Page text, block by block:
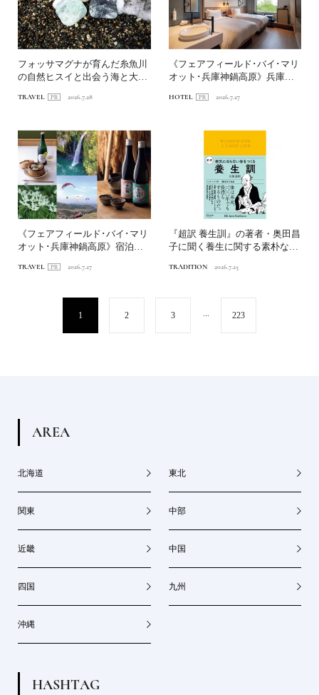
フォッサマグナが育んだ糸魚川
の自然ヒスイと出会う海と大地
TRAVEL 2026.7.28
《フェアフィールド･バイ･マリ
オット･兵庫神鍋高原》兵庫の
HOTEL 2026.7.27
《フェアフィールド･バイ･マリ
オット･兵庫神鍋高原》宿泊特
TRAVEL 2026.7.27
『超訳 養生訓』の著者・奥田昌
子に聞く養生に関する素朴な疑
TRADITION 2026.7.25
1 2 3 223
AREA
北海道 東北
関東 中部
近畿 中国
四国 九州
沖縄
HASHTAG